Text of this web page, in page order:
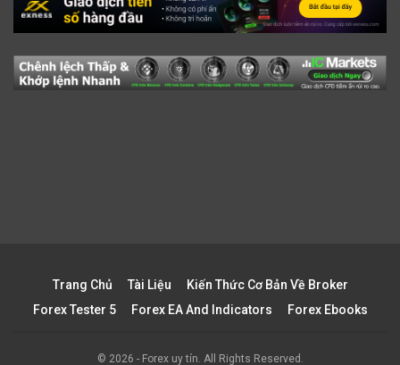
Trang Chủ Tài Liệu
Kiến Thức Cơ Bản Về Broker
Forex Tester 5
Forex EA And Indicators Forex Ebooks
© 2026 - Forex uy tín. All Rights Reserved.